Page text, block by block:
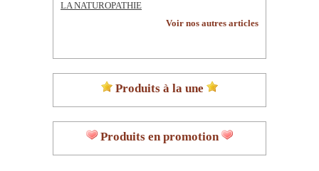
LA NATUROPATHIE
Voir nos autres articles
Produits à la une
Produits en promotion